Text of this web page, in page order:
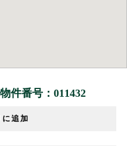
物件番号：011432
に追加